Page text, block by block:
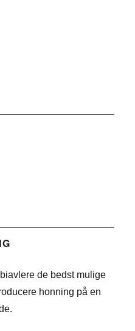
de bedst mulige
honning på en